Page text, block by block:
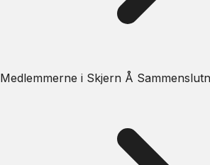
Medlemmerne i Skjern Å